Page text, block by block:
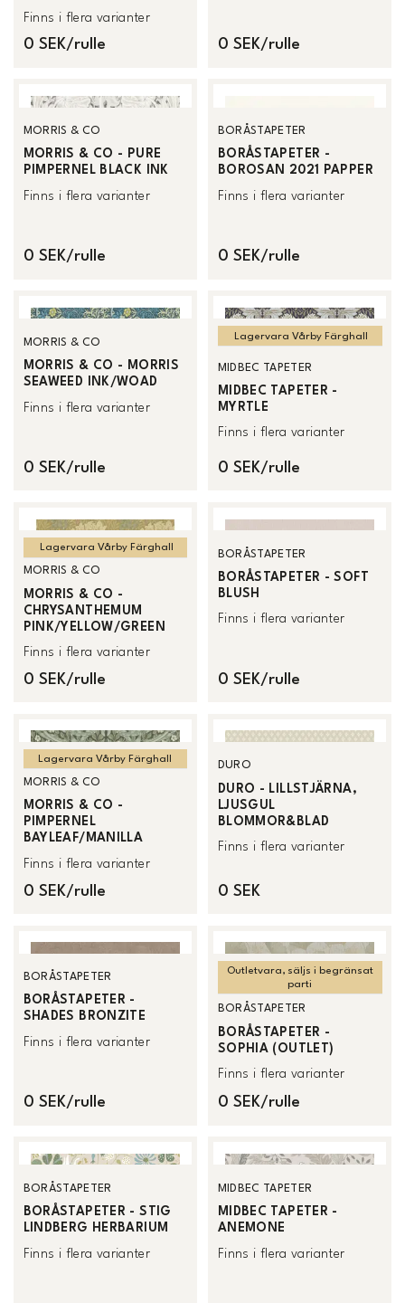
Finns i flera varianter
0 SEK/rulle 0 SEK/rulle
MORRIS & CO
MORRIS & CO - PURE
PIMPERNEL BLACK INK
Finns i flera varianter
0 SEK/rulle
BORÅSTAPETER
BORÅSTAPETER -
BOROSAN 2021 PAPPER
Finns i flera varianter
0 SEK/rulle
MORRIS & CO
MORRIS & CO - MORRIS
SEAWEED INK/WOAD
Finns i flera varianter
0 SEK/rulle
Lagervara Vårby Färghall
MIDBEC TAPETER
MIDBEC TAPETER -
MYRTLE
Finns i flera varianter
0 SEK/rulle
Lagervara Vårby Färghall
MORRIS & CO
MORRIS & CO -
CHRYSANTHEMUM
PINK/YELLOW/GREEN
Finns i flera varianter
0 SEK/rulle
BORÅSTAPETER
BORÅSTAPETER - SOFT
BLUSH
Finns i flera varianter
0 SEK/rulle
Lagervara Vårby Färghall
MORRIS & CO
MORRIS & CO -
PIMPERNEL
BAYLEAF/MANILLA
Finns i flera varianter
0 SEK/rulle
DURO
DURO - LILLSTJÄRNA,
LJUSGUL
BLOMMOR&BLAD
Finns i flera varianter
0 SEK
BORÅSTAPETER
BORÅSTAPETER -
SHADES BRONZITE
Finns i flera varianter
0 SEK/rulle
Outletvara, säljs i begränsat
parti
BORÅSTAPETER
BORÅSTAPETER -
SOPHIA (OUTLET)
Finns i flera varianter
0 SEK/rulle
BORÅSTAPETER
BORÅSTAPETER - STIG
LINDBERG HERBARIUM
Finns i flera varianter
MIDBEC TAPETER
MIDBEC TAPETER -
ANEMONE
Finns i flera varianter